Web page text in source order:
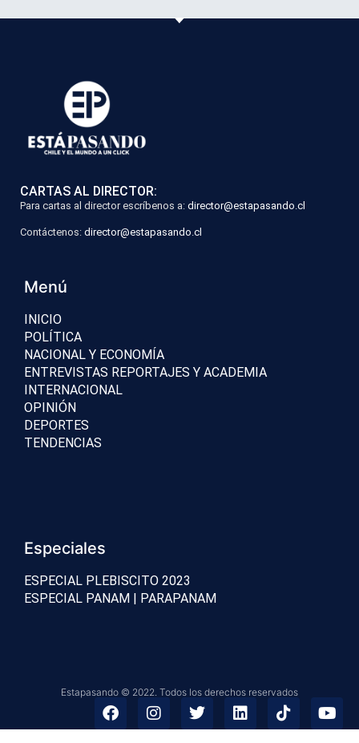
CARTAS AL DIRECTOR:
Para cartas al director escríbenos a: director@estapasando.cl
Contáctenos: director@estapasando.cl
Menú
INICIO
POLÍTICA
NACIONAL Y ECONOMÍA
ENTREVISTAS REPORTAJES Y ACADEMIA
INTERNACIONAL
OPINIÓN
DEPORTES
TENDENCIAS
Especiales
ESPECIAL PLEBISCITO 2023
ESPECIAL PANAM | PARAPANAM
Estapasando © 2022. Todos los derechos reservados